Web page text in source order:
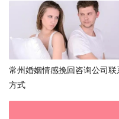
常州婚姻情感挽回咨询公司联
方式